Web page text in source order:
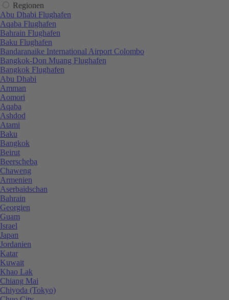
Regionen
Abu Dhabi Flughafen
Aqaba Flughafen
Bahrain Flughafen
Baku Flughafen
Bandaranaike International Airport Colombo
Bangkok-Don Muang Flughafen
Bangkok Flughafen
Abu Dhabi
Amman
Aomori
Aqaba
Ashdod
Atami
Baku
Bangkok
Beirut
Beerscheba
Chaweng
Armenien
Aserbaidschan
Bahrain
Georgien
Guam
Israel
Japan
Jordanien
Katar
Kuwait
Khao Lak
Chiang Mai
Chiyoda (Tokyo)